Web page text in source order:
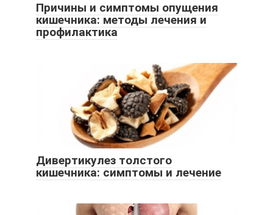
Причины и симптомы опущения
кишечника: методы лечения и
профилактика
Дивертикулез толстого
кишечника: симптомы и лечение